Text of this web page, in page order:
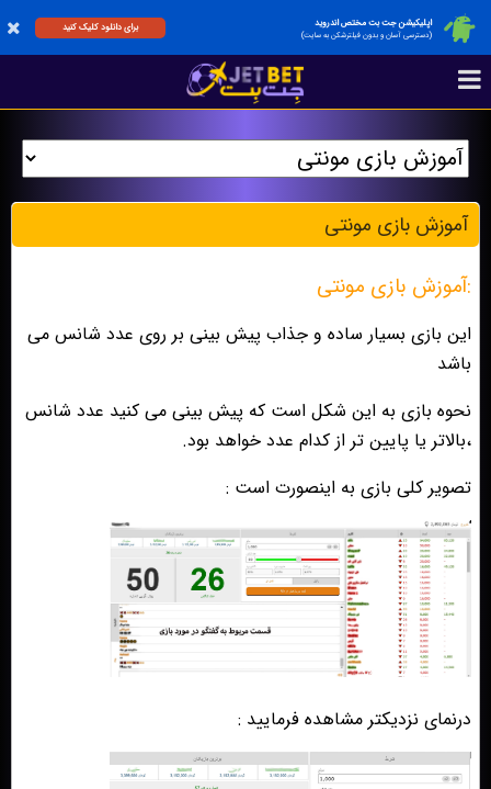
اپلیکیشن جت بت مختص اندروید
(دسترسی آسان و بدون فیلترشکن به سایت)
برای دانلود کلیک کنید
آموزش بازی مونتی
:آموزش بازی مونتی
این بازی بسیار ساده و جذاب پیش بینی بر روی عدد شانس می
باشد
نحوه بازی به این شکل است که پیش بینی می کنید عدد شانس
،بالاتر یا پایین تر از کدام عدد خواهد بود.
تصویر کلی بازی به اینصورت است :
درنمای نزدیکتر مشاهده فرمایید :